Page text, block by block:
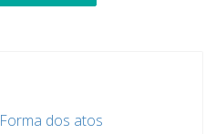
Forma dos atos